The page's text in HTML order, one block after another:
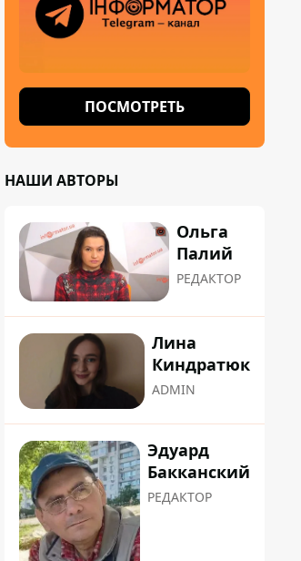
ПОСМОТРЕТЬ
НАШИ АВТОРЫ
Ольга
Палий
РЕДАКТОР
Лина
Киндратюк
ADMIN
Эдуард
Бакканский
РЕДАКТОР